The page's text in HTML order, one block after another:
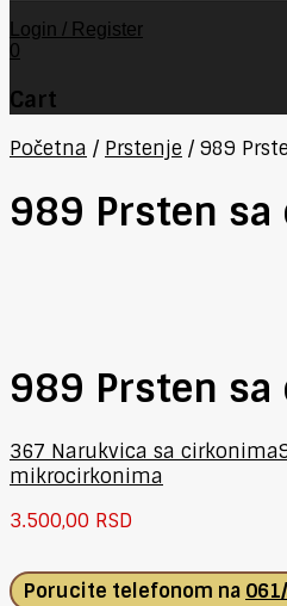
Login / Register
0
Cart
Početna / Prstenje / 989
989 Prsten
989 Prsten
367 Narukvica sa cirkonima
mikrocirkonima
3.500,00 RSD
Porucite telefonom na